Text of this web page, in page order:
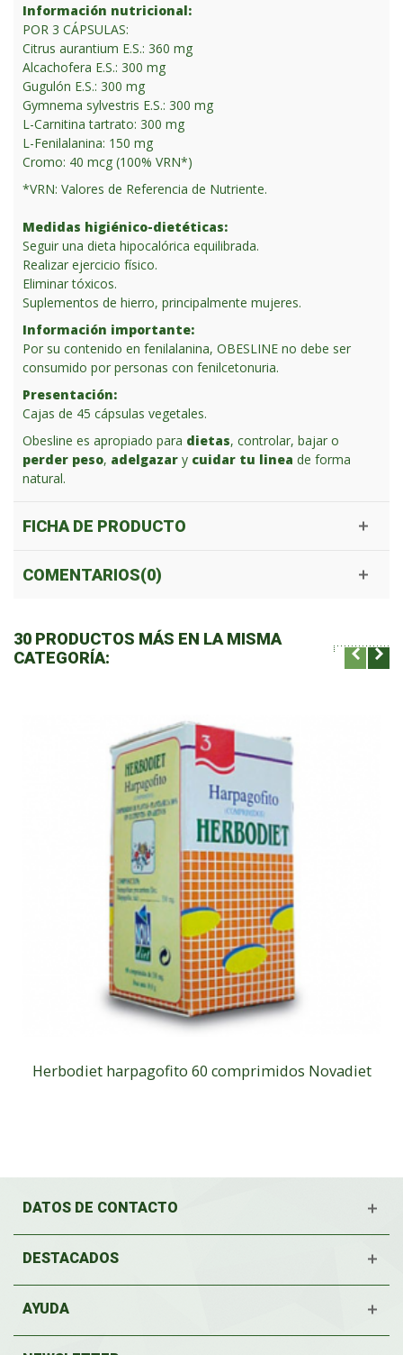
Información nutricional:
POR 3 CÁPSULAS:
Citrus aurantium E.S.: 360 mg
Alcachofera E.S.: 300 mg
Gugulón E.S.: 300 mg
Gymnema sylvestris E.S.: 300 mg
L-Carnitina tartrato: 300 mg
L-Fenilalanina: 150 mg
Cromo: 40 mcg (100% VRN*)
*VRN: Valores de Referencia de Nutriente.
Medidas higiénico-dietéticas:
Seguir una dieta hipocalórica equilibrada.
Realizar ejercicio físico.
Eliminar tóxicos.
Suplementos de hierro, principalmente mujeres.
Información importante:
Por su contenido en fenilalanina, OBESLINE no debe ser
consumido por personas con fenilcetonuria.
Presentación:
Cajas de 45 cápsulas vegetales.
Obesline es apropiado para dietas, controlar, bajar o
perder peso, adelgazar y cuidar tu linea de forma
natural.
FICHA DE PRODUCTO
COMENTARIOS(0)
30 PRODUCTOS MÁS EN LA MISMA
CATEGORÍA:
Herbodiet harpagofito 60 comprimidos Novadiet
DATOS DE CONTACTO
DESTACADOS
AYUDA